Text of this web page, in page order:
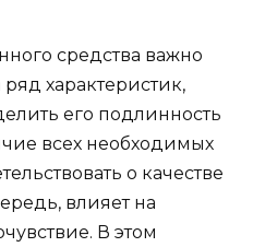
средства важно
характеристик,
его подлинность
всех необходимых
о качестве
влияет на
В этом